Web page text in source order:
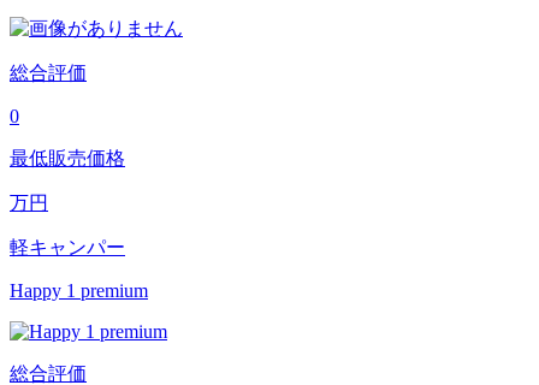
総合評価
0
最低販売価格
万円
軽キャンパー
Happy 1 premium
総合評価